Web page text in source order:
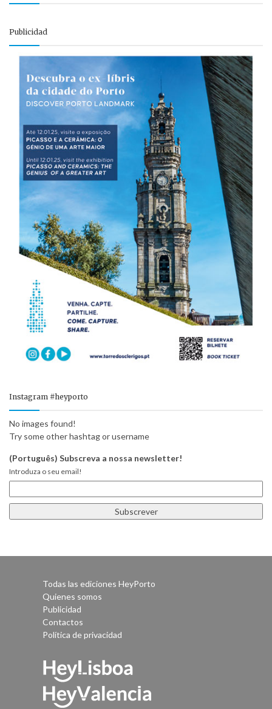
Publicidad
Instagram #heyporto
No images found!
Try some other hashtag or username
(Português) Subscreva a nossa newsletter!
Introduza o seu email!
Todas las ediciones HeyPorto
Quienes somos
Publicidad
Contactos
Política de privacidad